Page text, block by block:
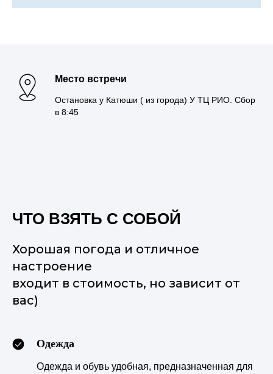
Место встречи
Остановка у Катюши ( из города) У ТЦ РИО. Сбор
в 8:45
ЧТО ВЗЯТЬ С СОБОЙ
Хорошая погода и отличное
настроение
входит в стоимость, но зависит от
вас)
Одежда
Одежда и обувь удобная, предназначенная для